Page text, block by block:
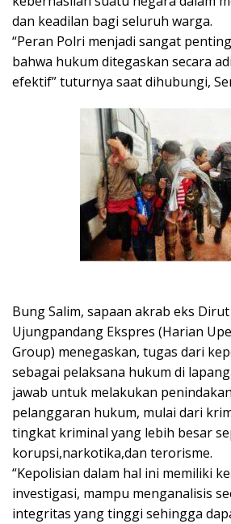
dan keadilan bagi seluruh warga.
“Peran Polri menjadi sangat
bahwa hukum ditegaskan secara
efektif” tuturnya saat dihubungi,
Bung Salim, sapaan akrab eks
Ujungpandang Ekspres (Harian
Group) menegaskan, tugas dari
sebagai pelaksana hukum di
jawab untuk melakukan
pelanggaran hukum, mulai dari
tingkat kriminal yang lebih besar
korupsi,narkotika,dan terorisme.
“Kepolisian dalam hal ini memiliki
investigasi, mampu menganalisis
integritas yang tinggi sehingga